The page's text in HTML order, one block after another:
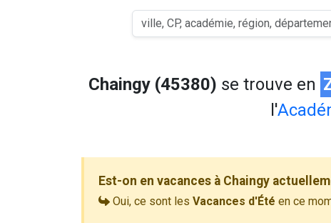
Chaingy (45380) se trouve en
l'
Est-on en vacances à Chaingy
Oui, ce sont les Vacances d'Été en ce